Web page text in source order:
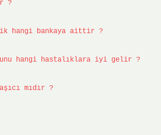
?
hangi bankaya aittir ?
hangi hastalıklara iyi gelir ?
mıdır ?